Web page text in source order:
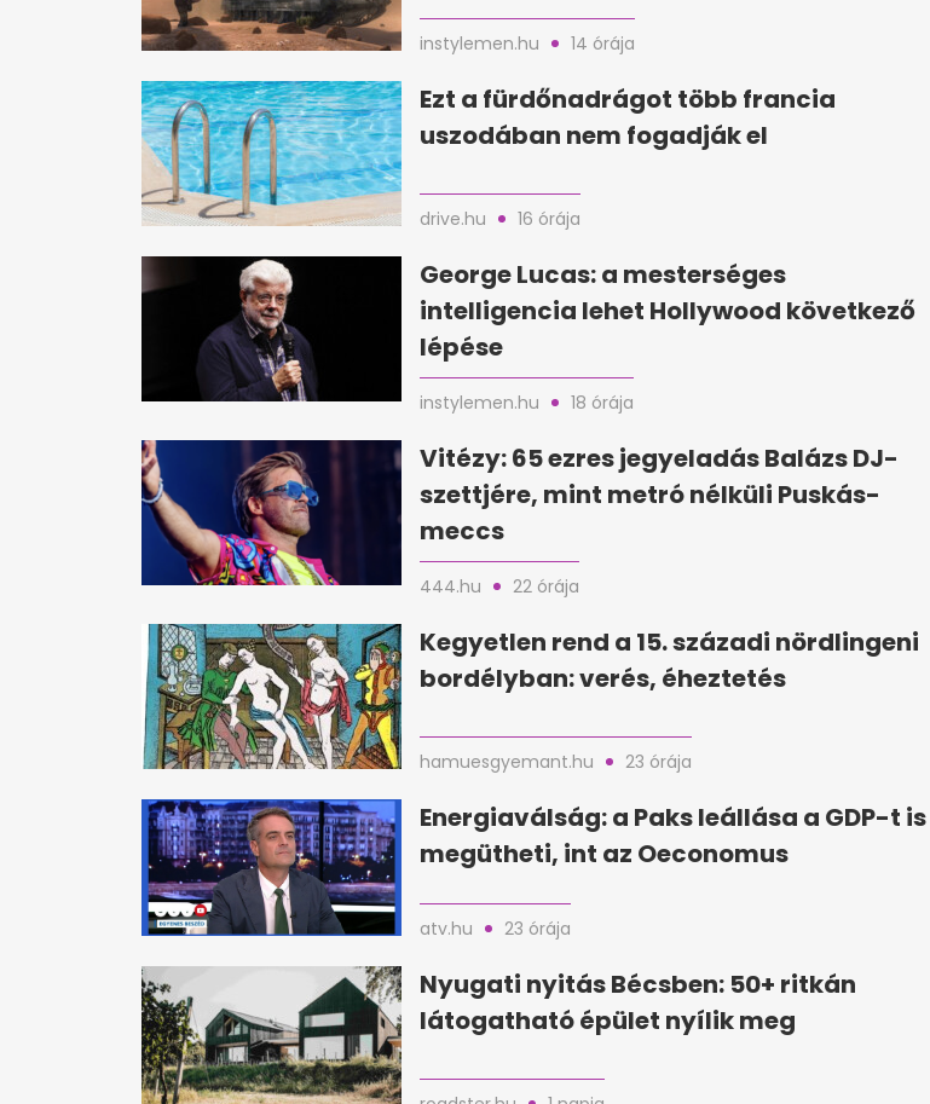
instylemen.hu 14 órája
Ezt a fürdőnadrágot több francia
uszodában nem fogadják el
drive.hu 16 órája
George Lucas: a mesterséges
intelligencia lehet Hollywood következő
lépése
instylemen.hu 18 órája
Vitézy: 65 ezres jegyeladás Balázs DJ-
szettjére, mint metró nélküli Puskás-
meccs
444.hu 22 órája
Kegyetlen rend a 15. századi nördlingeni
bordélyban: verés, éheztetés
hamuesgyemant.hu 23 órája
Energiaválság: a Paks leállása a GDP-t is
megütheti, int az Oeconomus
atv.hu 23 órája
Nyugati nyitás Bécsben: 50+ ritkán
látogatható épület nyílik meg